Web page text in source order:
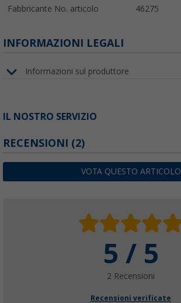
Fabbricante No. articolo 46275
INFORMAZIONI LEGALI
Informazioni sul produttore
IL NOSTRO SERVIZIO
RECENSIONI (2)
VOTA QUESTO ARTICOLO
5 / 5
2 Recensioni
Recensioni verificate